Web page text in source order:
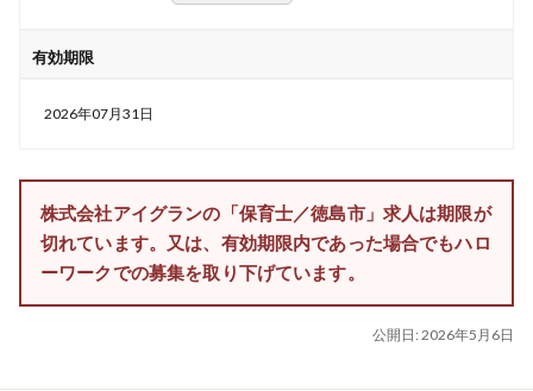
有効期限
2026年07月31日
株式会社アイグランの「保育士／徳島市」求人は期限が
切れています。又は、有効期限内であった場合でもハロ
ーワークでの募集を取り下げています。
公開日: 2026年5月6日